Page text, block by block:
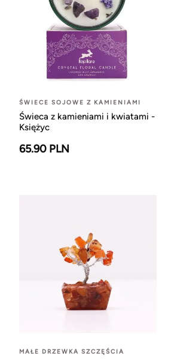
ŚWIECE SOJOWE Z KAMIENIAMI
Świeca z kamieniami i kwiatami -
Księżyc
65.90 PLN
MAŁE DRZEWKA SZCZĘŚCIA